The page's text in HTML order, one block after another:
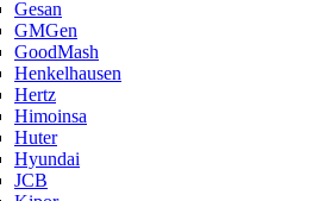
Gesan
GMGen
GoodMash
Henkelhausen
Hertz
Himoinsa
Huter
Hyundai
JCB